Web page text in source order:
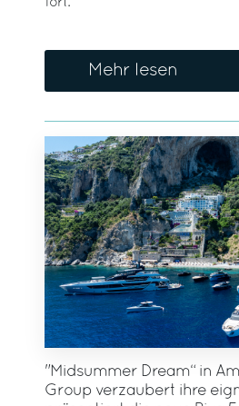
fort.
Mehr lesen
"Midsummer Dream“ in
Group verzaubert ihre